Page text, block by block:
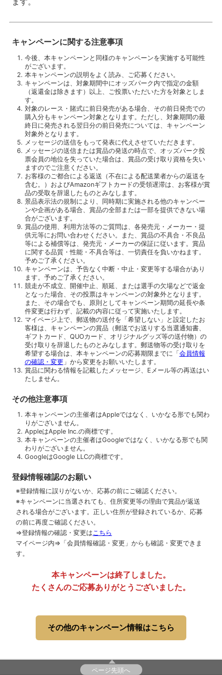
キャンペーンに関する注意事項
今後、本キャンペーンと同様のキャンペーンを実施する可能性
がございます。
本キャンペーンの説明をよく読み、ご応募ください。
キャンペーンは、対象期間中にオッズパーク内で指定の金額
（返還金は除きます）以上、ご投票いただいた方を対象としま
す。
対象のレース・賭式に前日発売がある場合、その前日発売での
購入分もキャンペーン対象となります。ただし、対象期間の最
終日に発売される翌日分の前日発売については、キャンペーン
対象外となります。
メッセージの送信をもって発表に代えさせていただきます。
メッセージの送信または賞品の発送の時点で、オッズパーク投
票会員の地位を失っていた場合は、賞品の受け取り資格を失い
ますのでご注意ください。
お客様のご都合による返送（不在による配送業者からの返送を
含む。）およびAmazonギフトカードの受領遅滞は、お客様が賞
品の受取を辞退したものとみなします。
景品表示法の規制により、同時期に実施される他のキャンペー
ンや企画がある場合、賞品の全部または一部を提供できない場
合がございます。
賞品の使用、利用方法等のご質問は、各発売元・メーカー・提
供元等にお問い合わせください。また、賞品の不具合・不良品
等による補償等は、発売元・メーカーの保証に従います。賞品
に関する品質・性能・不具合等は、一切責任を負いかねます。
予めご了承ください。
キャンペーンは、予告なく中断・中止・変更等する場合があり
ます。予めご了承ください。
競走が不成立、開催中止、順延、または選手の欠場などで返金
となった場合、その投票はキャンペーンの対象外となります。
また、その場合でも、原則としてキャンペーン期間の延長や条
件変更は行わず、記載の内容に従って実施いたします。
マイページ上で、郵送物の送付を「希望しない」と設定したお
客様は、キャンペーンの賞品（郵送でお送りする当選通知書、
ギフトカード、QUOカード、オリジナルグッズ等の送付物）の
受け取りを辞退したものとみなします。郵送物等の受け取りを
希望する場合は、本キャンペーンの応募期限までに「会員情報
の確認・変更 」から変更をお願いいたします。
賞品に関わる情報を記載したメッセージ、Eメール等の再送はい
たしません。
その他注意事項
本キャンペーンの主催者はAppleではなく、いかなる形でも関わ
りがございません。
AppleはApple Inc.の商標です。
本キャンペーンの主催者はGoogleではなく、いかなる形でも関
わりがございません。
GoogleはGoogle LLCの商標です。
登録情報確認のお願い
※登録情報に誤りがないか、応募の前にご確認ください。
※キャンペーンに当選されても、住所変更等の理由で賞品が返送
される場合がございます。正しい住所が登録されているか、応募
の前に再度ご確認ください。
⇒登録情報の確認・変更はこちら
マイページ内⇒「会員情報確認・変更」からも確認・変更できま
す。
本キャンペーンは終了しました。
たくさんのご応募ありがとうございました。
その他のキャンペーン情報はこちら
ページ先頭へ